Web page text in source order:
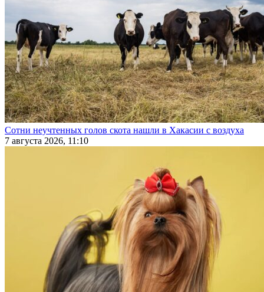
Сотни неучтенных голов скота нашли в Хакасии с воздуха
7 августа 2026, 11:10